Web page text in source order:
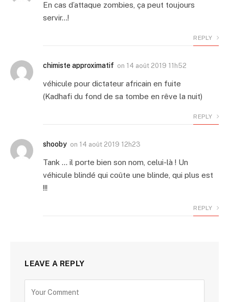
En cas d’attaque zombies, ça peut toujours
servir…!
REPLY
chimiste approximatif on 14 août 2019 11h52
véhicule pour dictateur africain en fuite
(Kadhafi du fond de sa tombe en rêve la nuit)
REPLY
shooby on 14 août 2019 12h23
Tank … il porte bien son nom, celui-là ! Un
véhicule blindé qui coûte une blinde, qui plus est
!!!
REPLY
LEAVE A REPLY